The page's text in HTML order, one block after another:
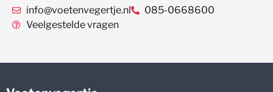
info@voetenvegertje.nl
085-0668600
Veelgestelde vragen